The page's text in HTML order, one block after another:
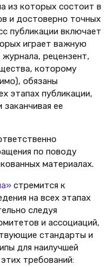
из которых состоит в
и достоверно точных
публикации включает
играет важную
рецензент,
которому
обязаны
этапах публикации,
ее
по поводу
материалах.
стремится к
на всех этапах
следуя
и ассоциаций,
стандарты и
для наилучшей
требований: